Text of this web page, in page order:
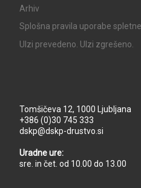
Arhiv
Splošna pravila uporabe
UIzi prevedeno. UIzi zgrešeno.
Tomšičeva 12, 1000 Ljubljana
+386 (0)30 745 333
dskp@dskp-drustvo.si
Uradne ure:
sre. in čet. od 10.00 do 13.00